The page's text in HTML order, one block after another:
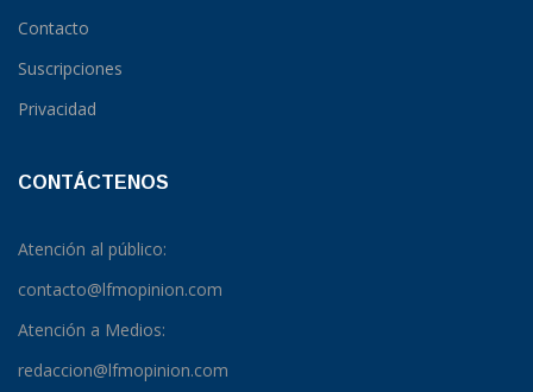
Contacto
Suscripciones
Privacidad
CONTÁCTENOS
Atención al público:
contacto@lfmopinion.com
Atención a Medios:
redaccion@lfmopinion.com